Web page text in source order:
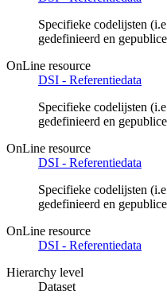
Specifieke codelijsten
gedefinieerd en
OnLine resource
DSI - Referentiedata
Specifieke codelijsten
gedefinieerd en
OnLine resource
DSI - Referentiedata
Specifieke codelijsten
gedefinieerd en
OnLine resource
DSI - Referentiedata
Hierarchy level
Dataset